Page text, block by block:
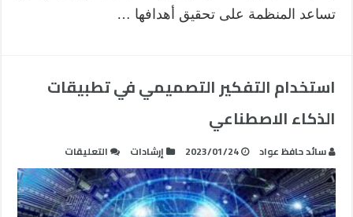
تساعد المنظمة على تحقيق أهدافها …
استخدام التفكير التصميمي في تطبيقات
الذكاء الاصطناعي
سائد حافظ عواد 2023/01/24 إرشادات التعليقات
استخدام
التفكير
التصميمي